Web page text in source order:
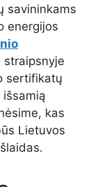
savininkams
energijos
straipsnyje
sertifikatų
kas
Lietuvos